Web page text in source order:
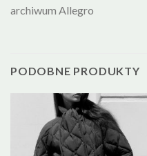
archiwum Allegro
PODOBNE PRODUKTY